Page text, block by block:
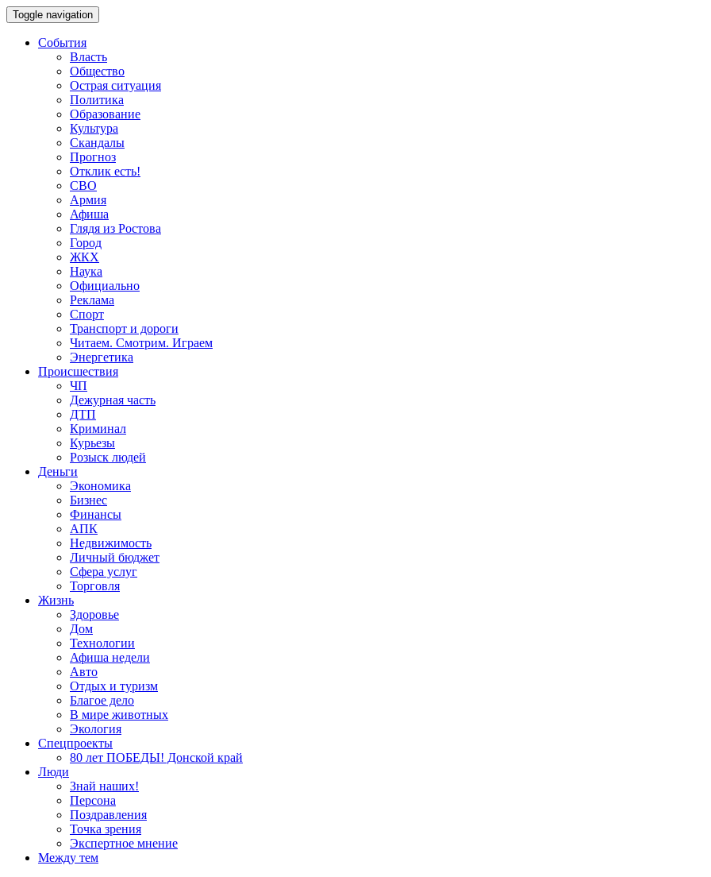
Toggle navigation
События
Власть
Общество
Острая ситуация
Политика
Образование
Культура
Скандалы
Прогноз
Отклик есть!
СВО
Армия
Афиша
Глядя из Ростова
Город
ЖКХ
Наука
Официально
Реклама
Спорт
Транспорт и дороги
Читаем. Смотрим. Играем
Энергетика
Происшествия
ЧП
Дежурная часть
ДТП
Криминал
Курьезы
Розыск людей
Деньги
Экономика
Бизнес
Финансы
АПК
Недвижимость
Личный бюджет
Сфера услуг
Торговля
Жизнь
Здоровье
Дом
Технологии
Афиша недели
Авто
Отдых и туризм
Благое дело
В мире животных
Экология
Спецпроекты
80 лет ПОБЕДЫ! Донской край
Люди
Знай наших!
Персона
Поздравления
Точка зрения
Экспертное мнение
Между тем